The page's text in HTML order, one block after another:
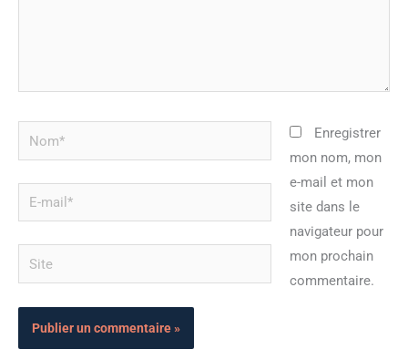
Nom*
mail*
Site
Enregistrer
mon nom, mon
e-mail et mon
site dans le
navigateur pour
mon prochain
commentaire.